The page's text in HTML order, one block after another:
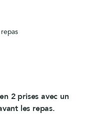
2 prises avec un
les repas.